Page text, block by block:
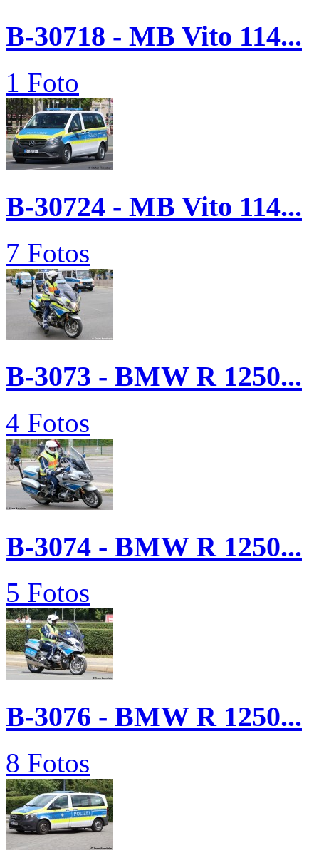
B-30718 - MB Vito 114...
1 Foto
B-30724 - MB Vito 114...
7 Fotos
B-3073 - BMW R 1250...
4 Fotos
B-3074 - BMW R 1250...
5 Fotos
B-3076 - BMW R 1250...
8 Fotos